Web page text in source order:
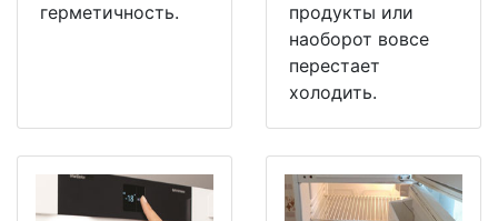
герметичность.
продукты или
наоборот вовсе
перестает
холодить.